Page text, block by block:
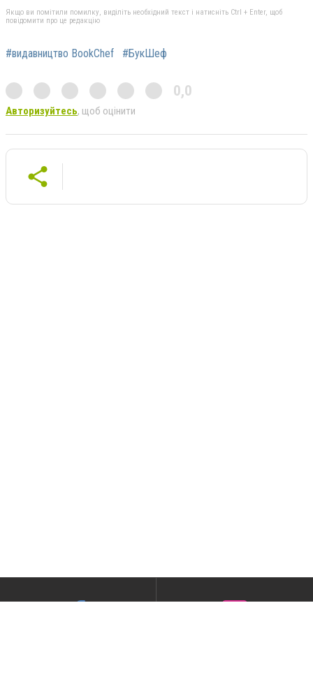
Якщо ви помітили помилку, виділіть необхідний текст і натисніть Ctrl + Enter, щоб
повідомити про це редакцію
#видавництво BookChef #БукШеф
0,0
Авторизуйтесь, щоб оцінити